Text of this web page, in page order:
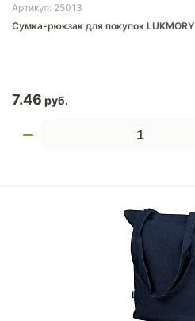
Артикул: 25013
Сумка-рюкзак для покупок LUKMORY
7.46